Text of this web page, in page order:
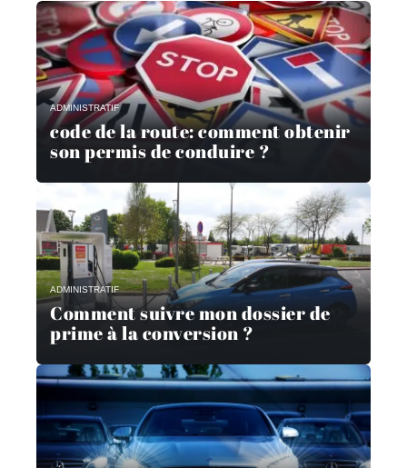
ADMINISTRATIF
code de la route: comment obtenir
son permis de conduire ?
ADMINISTRATIF
Comment suivre mon dossier de
prime à la conversion ?